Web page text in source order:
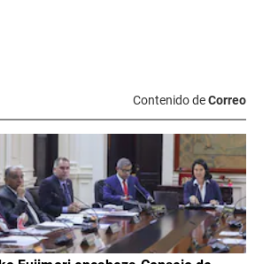
Contenido deCorreo